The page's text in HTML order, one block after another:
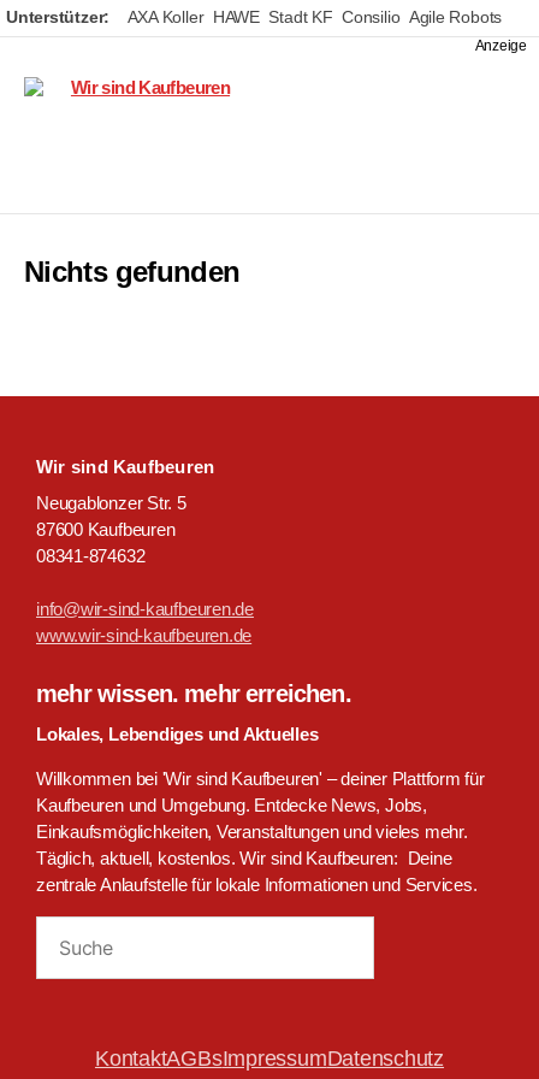
Unterstützer: AXA Koller HAWE Stadt KF Consilio Agile Robots
sind
Nichts gefunden
Wir sind Kaufbeuren
Neugablonzer Str. 5
87600 Kaufbeuren
08341-874632
info@wir-sind-kaufbeuren.de
www.wir-sind-kaufbeuren.de
mehr wissen. mehr erreichen.
Lokales, Lebendiges und Aktuelles
Willkommen bei 'Wir sind Kaufbeuren' – deiner Plattform für
Kaufbeuren und Umgebung. Entdecke News, Jobs,
Einkaufsmöglichkeiten, Veranstaltungen und vieles mehr.
Täglich, aktuell, kostenlos. Wir sind Kaufbeuren: Deine
zentrale Anlaufstelle für lokale Informationen und Services.
KontaktAGBsImpressumDatenschutz